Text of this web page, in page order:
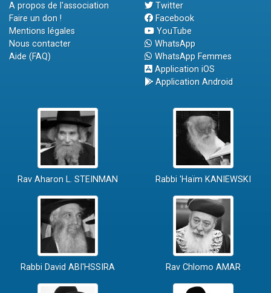
A propos de l'association
Faire un don !
Mentions légales
Nous contacter
Aide (FAQ)
Twitter
Facebook
YouTube
WhatsApp
WhatsApp Femmes
Application iOS
Application Android
Rav Aharon L. STEINMAN Rabbi 'Haïm KANIEWSKI
Rabbi David ABI'HSSIRA Rav Chlomo AMAR